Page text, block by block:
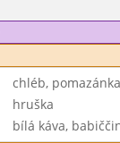
chléb,
hruška
bílá káva,